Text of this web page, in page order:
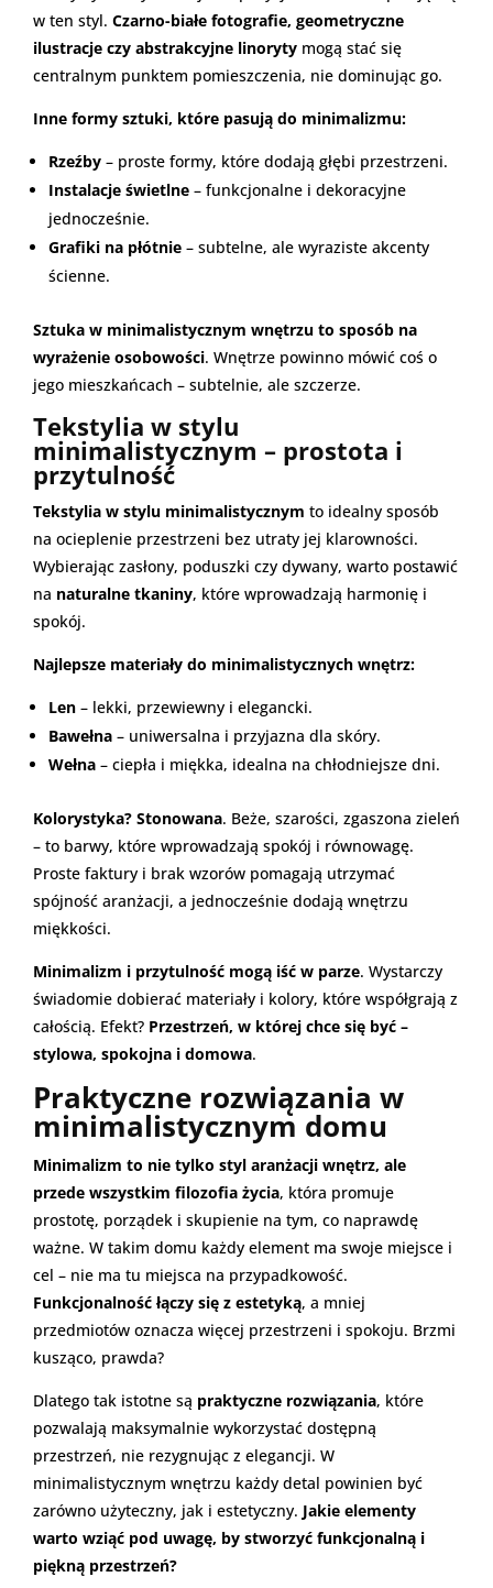
w ten styl. Czarno-białe fotografie, geometryczne
ilustracje czy abstrakcyjne linoryty mogą stać się
centralnym punktem pomieszczenia, nie dominując go.
Inne formy sztuki, które pasują do minimalizmu:
Rzeźby – proste formy, które dodają głębi przestrzeni.
Instalacje świetlne – funkcjonalne i dekoracyjne
jednocześnie.
Grafiki na płótnie – subtelne, ale wyraziste akcenty
ścienne.
Sztuka w minimalistycznym wnętrzu to sposób na
wyrażenie osobowości. Wnętrze powinno mówić coś o
jego mieszkańcach – subtelnie, ale szczerze.
Tekstylia w stylu
minimalistycznym – prostota i
przytulność
Tekstylia w stylu minimalistycznym to idealny sposób
na ocieplenie przestrzeni bez utraty jej klarowności.
Wybierając zasłony, poduszki czy dywany, warto postawić
na naturalne tkaniny, które wprowadzają harmonię i
spokój.
Najlepsze materiały do minimalistycznych wnętrz:
Len – lekki, przewiewny i elegancki.
Bawełna – uniwersalna i przyjazna dla skóry.
Wełna – ciepła i miękka, idealna na chłodniejsze dni.
Kolorystyka? Stonowana. Beże, szarości, zgaszona zieleń
– to barwy, które wprowadzają spokój i równowagę.
Proste faktury i brak wzorów pomagają utrzymać
spójność aranżacji, a jednocześnie dodają wnętrzu
miękkości.
Minimalizm i przytulność mogą iść w parze. Wystarczy
świadomie dobierać materiały i kolory, które współgrają z
całością. Efekt? Przestrzeń, w której chce się być –
stylowa, spokojna i domowa.
Praktyczne rozwiązania w
minimalistycznym domu
Minimalizm to nie tylko styl aranżacji wnętrz, ale
przede wszystkim filozofia życia, która promuje
prostotę, porządek i skupienie na tym, co naprawdę
ważne. W takim domu każdy element ma swoje miejsce i
cel – nie ma tu miejsca na przypadkowość.
Funkcjonalność łączy się z estetyką, a mniej
przedmiotów oznacza więcej przestrzeni i spokoju. Brzmi
kusząco, prawda?
Dlatego tak istotne są praktyczne rozwiązania, które
pozwalają maksymalnie wykorzystać dostępną
przestrzeń, nie rezygnując z elegancji. W
minimalistycznym wnętrzu każdy detal powinien być
zarówno użyteczny, jak i estetyczny. Jakie elementy
warto wziąć pod uwagę, by stworzyć funkcjonalną i
piękną przestrzeń?